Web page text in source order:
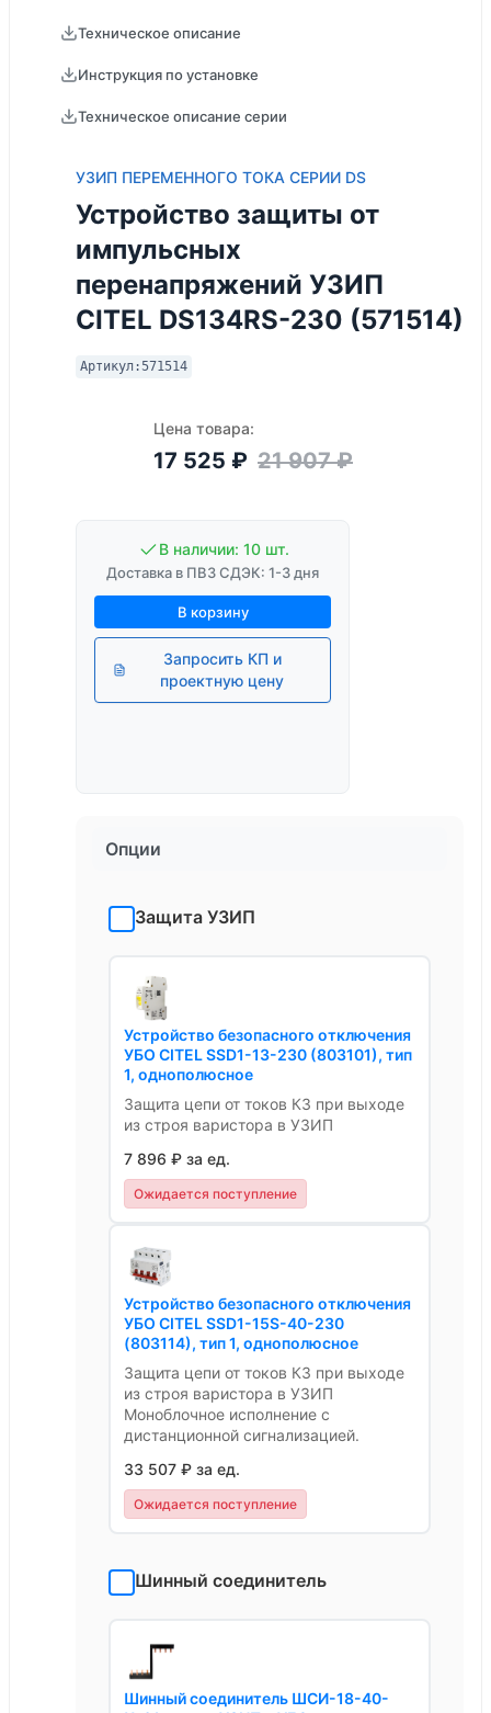
Техническое описание
Инструкция по установке
Техническое описание серии
УЗИП ПЕРЕМЕННОГО ТОКА СЕРИИ DS
Устройство защиты от
импульсных
перенапряжений УЗИП
CITEL DS134RS-230 (571514)
Артикул:571514
Цена товара:
17 525 ₽ 21 907₽
В наличии: 10 шт.
Доставка в ПВЗ СДЭК: 1-3 дня
В корзину
Запросить КП и
проектную цену
Опции
Защита УЗИП
Устройство безопасного отключения
УБО CITEL SSD1-13-230 (803101), тип
1, однополюсное
Защита цепи от токов КЗ при выходе
из строя варистора в УЗИП
7 896 ₽ за ед.
Ожидается поступление
Устройство безопасного отключения
УБО CITEL SSD1-15S-40-230
(803114), тип 1, однополюсное
Защита цепи от токов КЗ при выходе
из строя варистора в УЗИП
Моноблочное исполнение с
дистанционной сигнализацией.
33 507 ₽ за ед.
Ожидается поступление
Шинный соединитель
Шинный соединитель ШСИ-18-40-